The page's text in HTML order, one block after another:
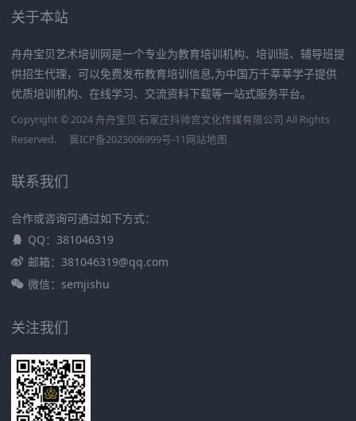
关于本站
舟舟宝贝艺术培训网是一个专业为教育培训机构、培训班、辅导班提
供招生代理，可以免费发布教育培训信息,为中国万千莘莘学子提供
优质培训机构、在线学习、交流资料下载等一站式服务平台。
Copyright © 2024 舟舟宝贝 石家庄抖帅宫文化传媒有限公司 All Rights
Reserved.
冀ICP备2023006999号-11网站地图
联系我们
合作或咨询可通过如下方式：
QQ：381046319
邮箱：381046319@qq.com
微信：semjishu
关注我们